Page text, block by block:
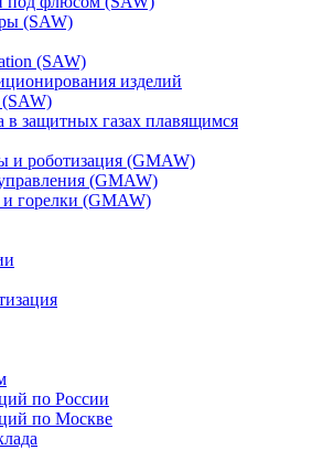
(SAW)
(SAW)
изделий
в защитных газах плавящимся
и роботизация (GMAW)
(GMAW)
горелки (GMAW)
по России
по Москве